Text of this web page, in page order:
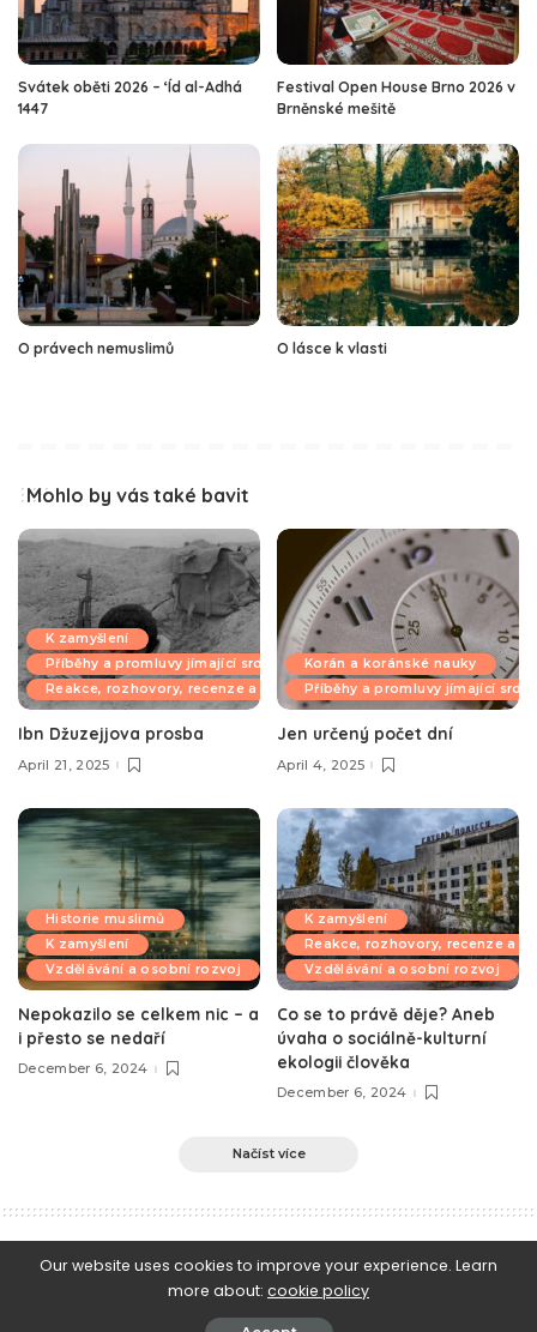
Svátek oběti 2026 – ‘Íd al-Adhá
1447
Festival Open House Brno 2026 v
Brněnské mešitě
O právech nemuslimů O lásce k vlasti
Mohlo by vás také bavit
K zamyšlení
Příběhy a promluvy jímající srdce
Reakce, rozhovory, recenze a komentáře
Ibn Džuzejjova prosba
April 21, 2025
Korán a koránské nauky
Příběhy a promluvy jímající
Jen určený počet dní
April 4, 2025
Historie muslimů
K zamyšlení
Vzdělávání a osobní rozvoj
Nepokazilo se celkem nic – a
i přesto se nedaří
December 6, 2024
K zamyšlení
Reakce, rozhovory, recenze a
Vzdělávání a osobní rozvoj
Co se to právě děje? Aneb
úvaha o sociálně-kulturní
ekologii člověka
December 6, 2024
Načíst více
Islámská věrouka
K zamyšlení
Vzdělávání a osobní rozvoj
Our website uses cookies to improve your experience. Learn
more about: cookie policy